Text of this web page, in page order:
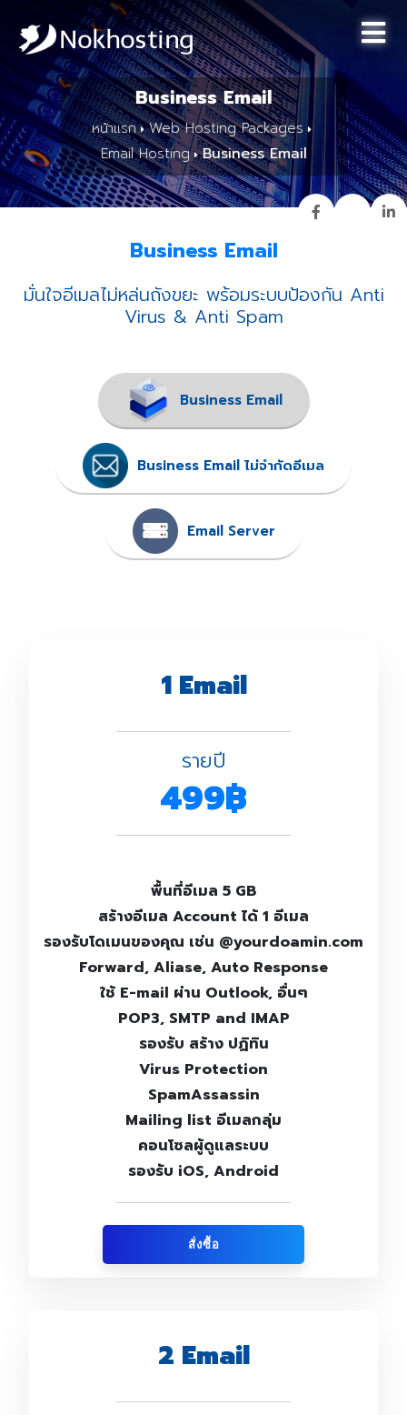
Business Email
หน้าแรก
Web Hosting Packages
Email Hosting
Business Email
Business Email
มั่นใจอีเมลไม่หล่นถังขยะ พร้อมระบบป้องกัน Anti
Virus & Anti Spam
Business Email
Business Email ไม่จำกัดอีเมล
Email Server
1 Email
รายปี
499฿
พื้นที่อีเมล 5 GB
สร้างอีเมล Account ได้ 1 อีเมล
รองรับโดเมนของคุณ เช่น @yourdoamin.com
Forward, Aliase, Auto Response
ใช้ E-mail ผ่าน Outlook, อื่นๆ
POP3, SMTP and IMAP
รองรับ สร้าง ปฏิทิน
Virus Protection
SpamAssassin
Mailing list อีเมลกลุ่ม
คอนโซลผู้ดูแลระบบ
รองรับ iOS, Android
สั่งซื้อ
2 Email